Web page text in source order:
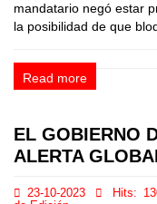
mandatario negó estar
la posibilidad de que
Read more
EL GOBIERNO
ALERTA
23-10-2023 Hits: